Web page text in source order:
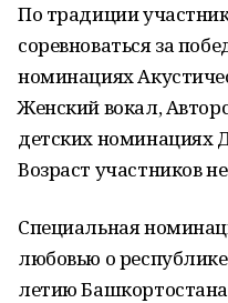
По традиции
соревноваться за
номинациях
Женский вокал,
детских номинациях
Возраст участников
Специальная
любовью о
летию